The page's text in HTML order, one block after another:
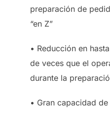
preparación de
“en Z”
• Reducción en
de veces que el
durante la
• Gran capacidad